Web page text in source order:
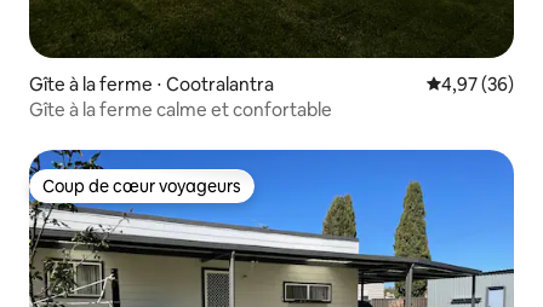
Gîte à la ferme ⋅ Cootralantra Évaluation
4,97 (36)
Gîte à la ferme calme et confortable
Coup de cœur voyageurs
Coup de cœur voyageurs